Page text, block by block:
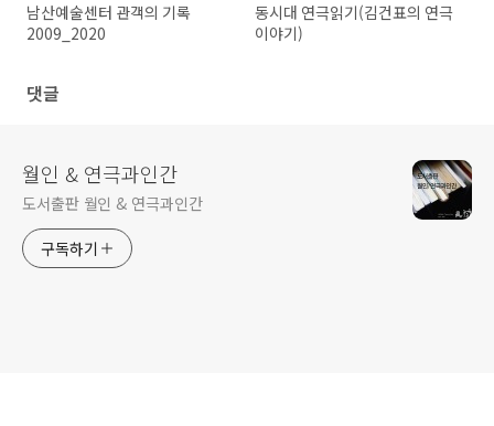
남산예술센터 관객의 기록
2009_2020
동시대 연극읽기(김건표의 연극
이야기)
댓글
월인 & 연극과인간
도서출판 월인 & 연극과인간
구독하기